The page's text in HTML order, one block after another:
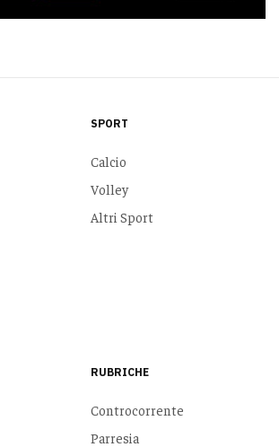
SPORT
Calcio
Volley
Altri Sport
RUBRICHE
Controcorrente
Parresia